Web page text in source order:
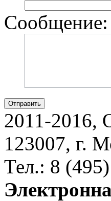
Сообщение:
Отправить
2011-2016,
123007, г.
Тел.: 8